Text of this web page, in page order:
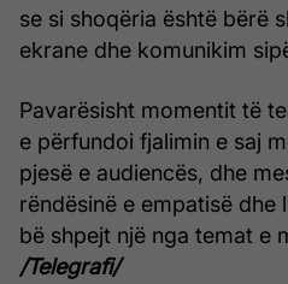
se si shoqëria është bërë
ekrane dhe komunikim
Pavarësisht momentit të
e përfundoi fjalimin e saj
pjesë e audiencës, dhe
rëndësinë e empatisë dhe
bë shpejt një nga temat e
/Telegrafi/